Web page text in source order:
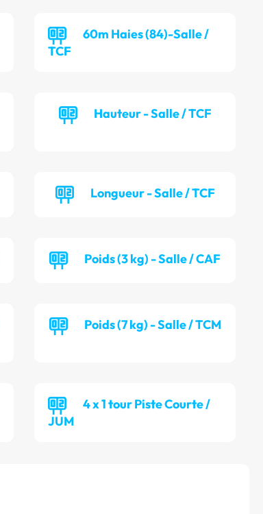
60m Haies (84)-Salle /
TCF
Hauteur - Salle / TCF
Longueur - Salle / TCF
Poids (3 kg) - Salle / CAF
Poids (7 kg) - Salle / TCM
4 x 1 tour Piste Courte /
JUM